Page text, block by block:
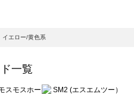
マンサモスモス）のスカート一覧
ー）のスカート一覧
イエロー/黄色系
一覧